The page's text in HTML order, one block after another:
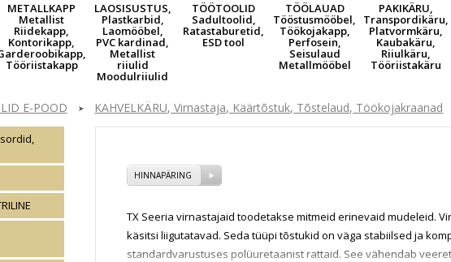
METALLKAPP
Metallist
Riidekapp,
Kontorikapp,
Tööriistakapp
LAOSISUSTUS,
Plastkarbid,
Laomööbel,
PVC kardinad,
Metallist
riiulid
Moodulriiulid
TÖÖTOOLID
Sadultoolid,
Ratastaburetid,
ESD tool
TÖÖLAUAD
Tööstusmööbel,
Töökojakapp,
Perfosein,
Seisulaud
Metallmööbel
PAKIKÄRU,
Transpordikäru,
Platvormkäru,
Kaubakäru,
Riiulkäru,
Tööriistakäru
E-POOD KAHVELKÄRU, Virnastaja, Käärtõstuk, Tõstelaud, Töökojakraanad
HINNAPÄRING
TX Seeria virnastajaid toodetakse mitmeid erinevaid mudeleid.
käsitsi liigutatavad. Seda tüüpi tõstukid on väga stabiilsed ja
standardvarustuses polüuretaanist rattaid. See vähendab